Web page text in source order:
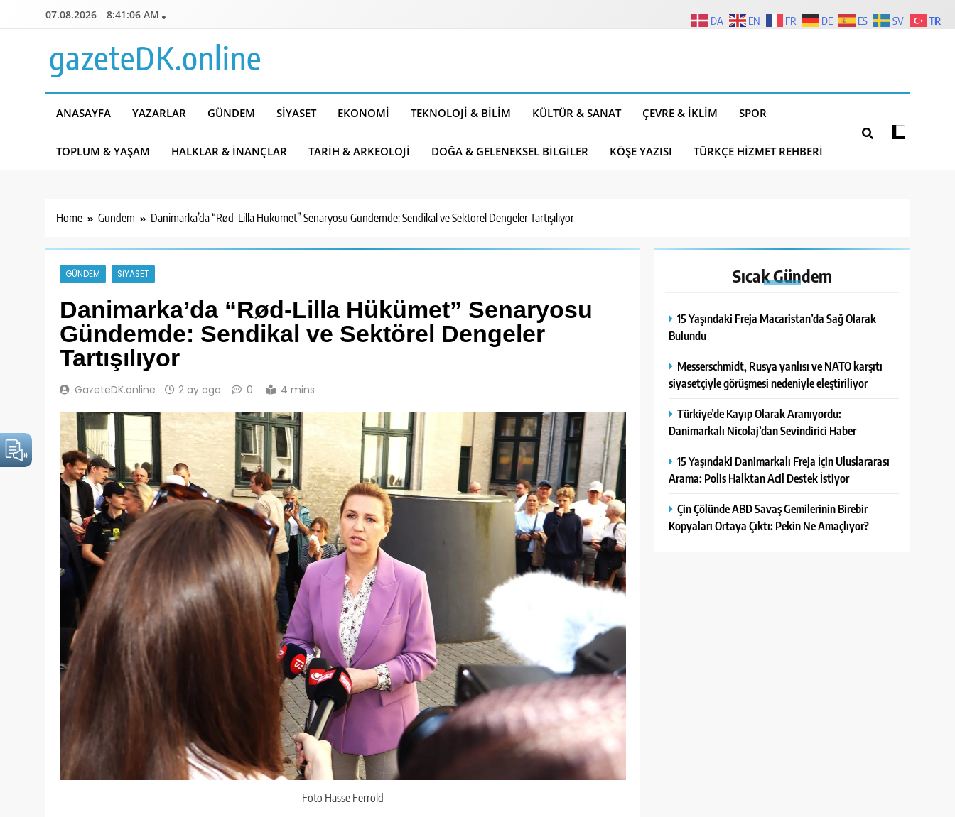
07.08.2026 8:41:07 AM
gazeteDK.online
ANASAYFA YAZARLAR GÜNDEM SIYASET EKONOMI TEKNOLOJI & BILIM KÜLTÜR & SANAT ÇEVRE & İKLIM SPOR
TOPLUM & YAŞAM HALKLAR & İNANÇLAR TARIH & ARKEOLOJI DOĞA & GELENEKSEL BILGILER KÖŞE YAZISI TÜRKÇE HIZMET REHBERI
Home Gündem Danimarka’da “Rød-Lilla Hükümet” Senaryosu Gündemde: Sendikal ve Sektörel Dengeler Tartışılıyor
GÜNDEM SIYASET
Danimarka’da “Rød-Lilla Hükümet” Senaryosu
Gündemde: Sendikal ve Sektörel Dengeler
Tartışılıyor
GazeteDK.online 2 ay ago 0 4 mins
Foto Hasse Ferrold
SıcakGündem
15 Yaşındaki Freja Macaristan’da Sağ Olarak
Bulundu
Messerschmidt, Rusya yanlısı ve NATO karşıtı
siyasetçiyle görüşmesi nedeniyle eleştiriliyor
Türkiye’de Kayıp Olarak Aranıyordu:
Danimarkalı Nicolaj’dan Sevindirici Haber
15 Yaşındaki Danimarkalı Freja İçin Uluslararası
Arama: Polis Halktan Acil Destek İstiyor
Çin Çölünde ABD Savaş Gemilerinin Birebir
Kopyaları Ortaya Çıktı: Pekin Ne Amaçlıyor?
DA EN FR DE ES SV TR